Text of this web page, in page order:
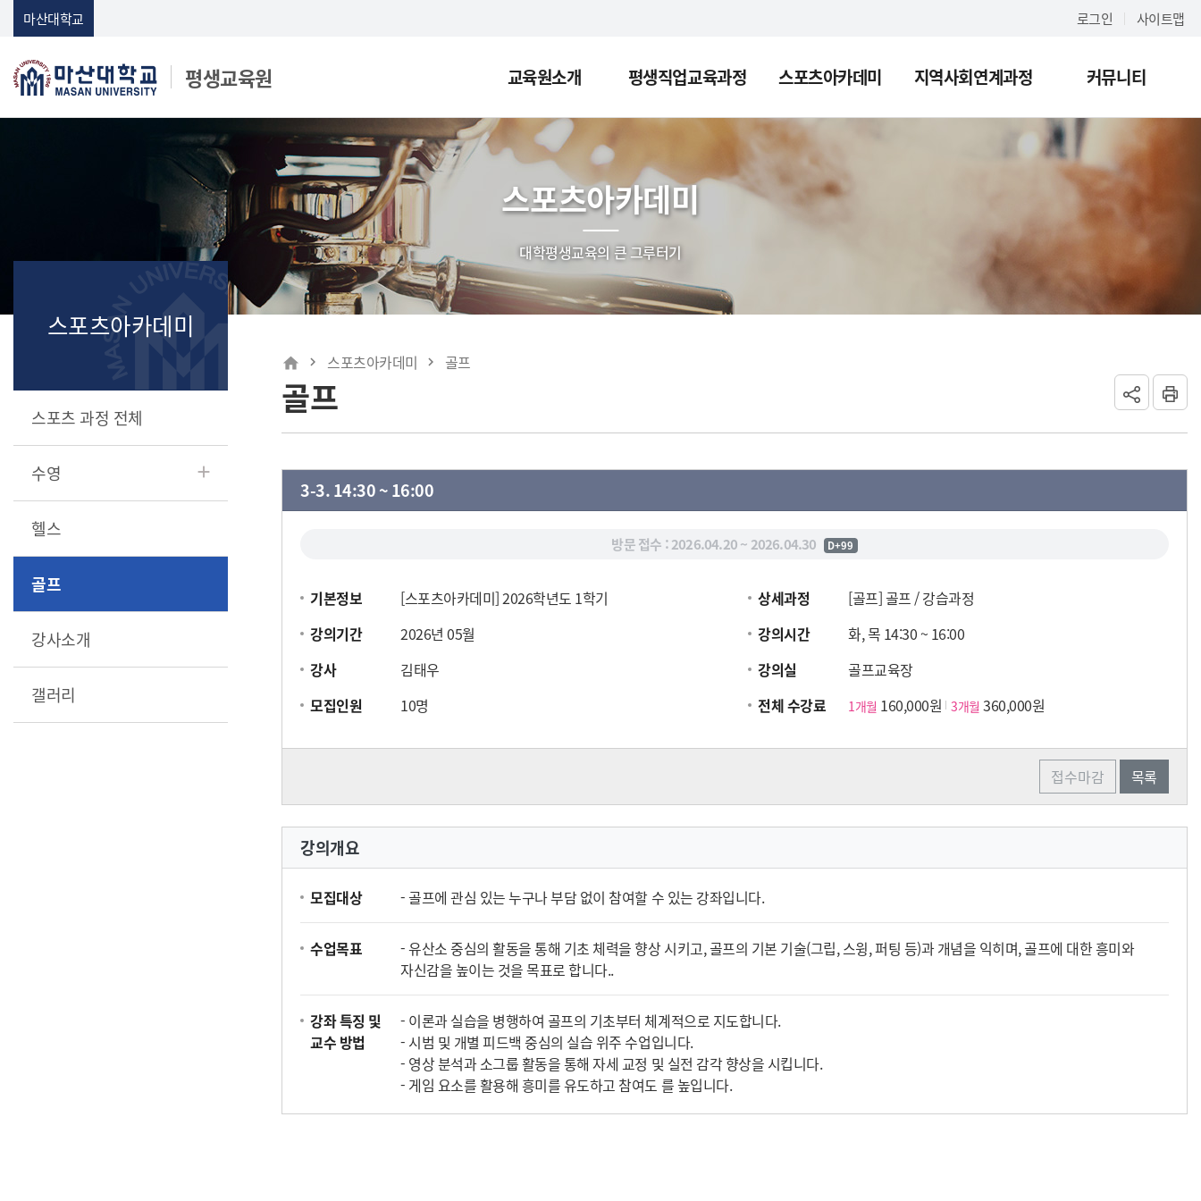
Skip Menu
마산대학교 로그인 사이트맵
마산대학교 평생교육원 교육원소개 평생직업교육과정 스포츠아카데미 지역사회연계과정 커뮤니티
스포츠아카데미
대학평생교육의 큰 그루터기
스포츠아카데미
스포츠 과정 전체
수영
헬스
골프
강사소개
갤러리
home 메인 스포츠아카데미 골프
골프
3-3. 14:30 ~ 16:00
방문 접수 :2026.04.20 ~ 2026.04.30 D+99
기본정보 [스포츠아카데미] 2026학년도 1학기 상세과정
[골프] 골프 / 강습과정
강의기간
2026년 05월 강의시간
화, 목 14:30 ~ 16:00
강사
김태우 강의실
골프교육장
모집인원
10명 전체 수강료 1개월 160,000원 3개월 360,000원
접수마감 목록
강의개요
모집대상 - 골프에 관심 있는 누구나 부담 없이 참여할 수 있는 강좌입니다.
수업목표
- 유산소 중심의 활동을 통해 기초 체력을 향상 시키고, 골프의 기본 기술(그립, 스윙, 퍼팅 등)과 개념을 익히며, 골프에 대한 흥미와
자신감을 높이는 것을 목표로 합니다..
강좌 특징 및
교수 방법
- 이론과 실습을 병행하여 골프의 기초부터 체계적으로 지도합니다.
- 시범 및 개별 피드백 중심의 실습 위주 수업입니다.
- 영상 분석과 소그룹 활동을 통해 자세 교정 및 실전 감각 향상을 시킵니다.
- 게임 요소를 활용해 흥미를 유도하고 참여도 를 높입니다.